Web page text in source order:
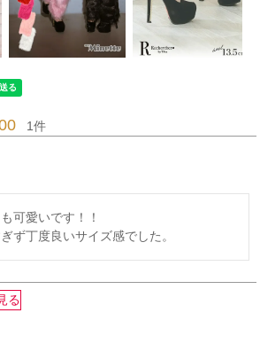
1
可愛いです！！
ず丁度良いサイズ感でした。
る